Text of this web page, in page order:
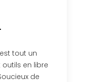
tout un
en libre
de